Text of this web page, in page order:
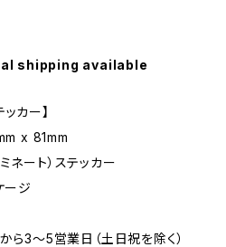
shipping available
カー】
x 81mm
ネート）ステッカー
ージ
から3〜5営業日（土日祝を除く）